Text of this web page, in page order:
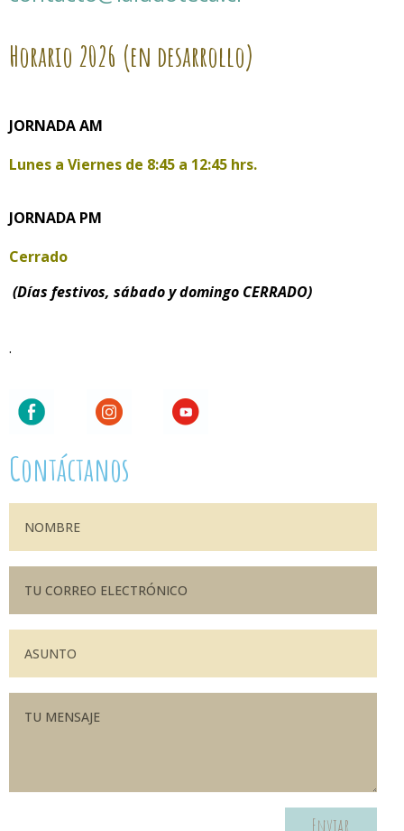
Horario 2026 (en desarrollo)
JORNADA AM
Lunes a Viernes de 8:45 a 12:45 hrs.
JORNADA PM
Cerrado
(Días festivos, sábado y domingo CERRADO)
.
Contáctanos
Enviar